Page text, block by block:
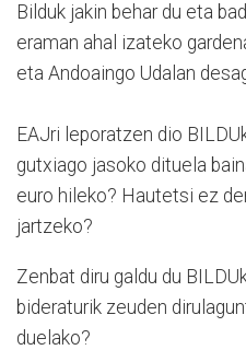
Bilduk jakin behar du eta
eraman ahal izateko
eta Andoaingo Udalan
EAJri leporatzen dio
gutxiago jasoko dituela
euro hileko? Hautetsi ez
jartzeko?
Zenbat diru galdu du
bideraturik zeuden
duelako?